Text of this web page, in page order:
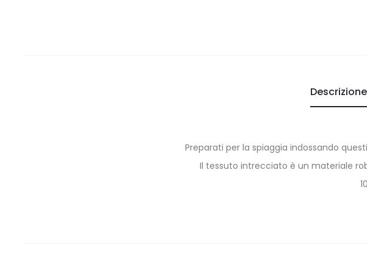
Descrizione
Preparati per la spiaggia indossando
Il tessuto intrecciato è un materiale